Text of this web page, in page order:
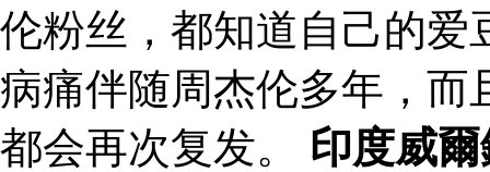
伦粉丝，都知道自己的爱
病痛伴随周杰伦多年，而
都会再次复发。 印度威